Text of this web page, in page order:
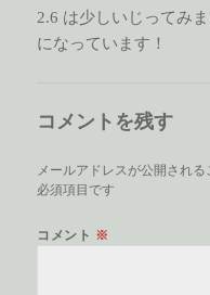
2.6 は少しいじってみ
になっています！
コメントを残す
メールアドレスが公開される
必須項目です
コメント ※